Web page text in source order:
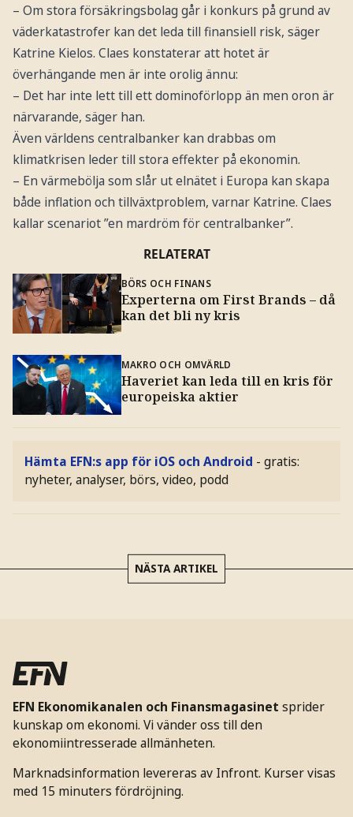
– Om stora försäkringsbolag går i konkurs på grund av
väderkatastrofer kan det leda till finansiell risk, säger
Katrine Kielos. Claes konstaterar att hotet är
överhängande men är inte orolig ännu:
– Det har inte lett till ett dominoförlopp än men oron är
närvarande, säger han.
Även världens centralbanker kan drabbas om
klimatkrisen leder till stora effekter på ekonomin.
– En värmebölja som slår ut elnätet i Europa kan skapa
både inflation och tillväxtproblem, varnar Katrine. Claes
kallar scenariot ”en mardröm för centralbanker”.
RELATERAT
BÖRS OCH FINANS
Experterna om First Brands – då
kan det bli ny kris
MAKRO OCH OMVÄRLD
Haveriet kan leda till en kris för
europeiska aktier
Hämta EFN:s app för iOS och Android - gratis:
nyheter, analyser, börs, video, podd
NÄSTA ARTIKEL
EFN Ekonomikanalen och Finansmagasinet sprider
kunskap om ekonomi. Vi vänder oss till den
ekonomiintresserade allmänheten.
Marknadsinformation levereras av Infront. Kurser visas
med 15 minuters fördröjning.